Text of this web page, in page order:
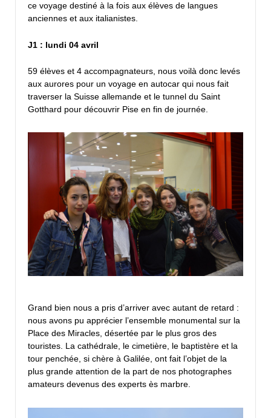
ce voyage destiné à la fois aux élèves de langues
anciennes et aux italianistes.
J1 : lundi 04 avril
59 élèves et 4 accompagnateurs, nous voilà donc levés
aux aurores pour un voyage en autocar qui nous fait
traverser la Suisse allemande et le tunnel du Saint
Gotthard pour découvrir Pise en fin de journée.
Grand bien nous a pris d’arriver avec autant de retard :
nous avons pu apprécier l’ensemble monumental sur la
Place des Miracles, désertée par le plus gros des
touristes. La cathédrale, le cimetière, le baptistère et la
tour penchée, si chère à Galilée, ont fait l’objet de la
plus grande attention de la part de nos photographes
amateurs devenus des experts ès marbre.